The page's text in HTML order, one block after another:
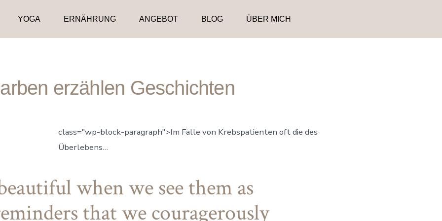
YOGA ERNÄHRUNG ANGEBOT BLOG ÜBER MICH
erzählen Geschichten
class="wp-block-paragraph">Im Falle von Krebspatienten oft die des
Überlebens…
when we see them as
that we couragerously